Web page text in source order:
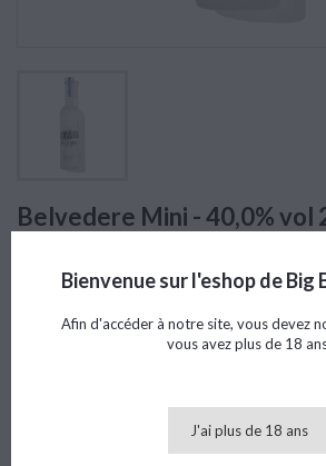
Belvedere Mini - 40,0% vol
 Ajouter
Bienvenue sur l'eshop de Big
Afin d'accéder à notre site, vous devez
vous avez plus de 18
J'ai plus de 18 ans